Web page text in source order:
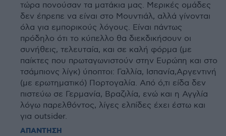
τώρα πονούσαν τα ματάκια μας. Μερικές ομάδες
δεν έπρεπε να είναι στο Μουντιάλ, αλλά γίνονται
όλα για εμπορικούς λόγους. Είναι πάντως
πρόδηλο ότι το κύπελλο θα διεκδικήσουν οι
συνήθεις, τελευταία, και σε καλή φόρμα (με
παίκτες που πρωταγωνιστούν στην Ευρώπη και στο
τσάμπιονς λίγκ) ύποπτοι: Γαλλία, Ισπανία,Αργεντινή
(με ερωτηματικό) Πορτογαλία. Από ό,τι είδα δεν
πιστεύω σε Γερμανία, Βραζιλία, ενώ και η Αγγλία
λόγω παρελθόντος, λίγες ελπίδες έχει έστω και
για outsider.
ΑΠΑΝΤΗΣΗ